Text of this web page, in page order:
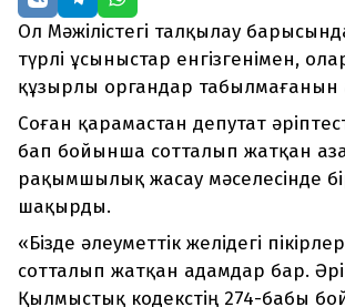
Ол Мәжілістегі талқылау
түрлі ұсыныстар енгізгенімен,
құзырлы органдар табылмағанын
Соған қарамастан депутат
бап бойынша сотталып жатқан
рақымшылық жасау мәселесінде
шақырды.
«Бізде әлеуметтік желідегі
сотталып жатқан адамдар бар.
Қылмыстық кодекстің 274-бабы